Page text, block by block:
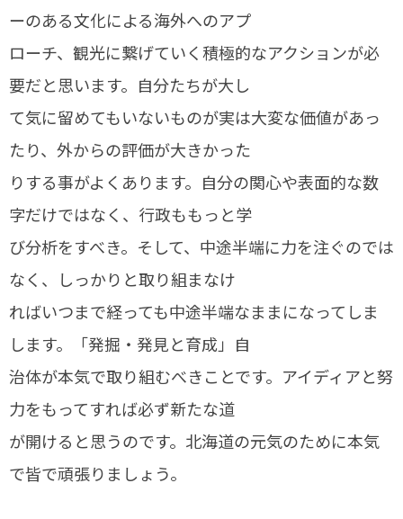
ーのある文化による海外へのアプ
ローチ、観光に繋げていく積極的なアクションが必
要だと思います。自分たちが大し
て気に留めてもいないものが実は大変な価値があっ
たり、外からの評価が大きかった
りする事がよくあります。自分の関心や表面的な数
字だけではなく、行政ももっと学
び分析をすべき。そして、中途半端に力を注ぐのでは
なく、しっかりと取り組まなけ
ればいつまで経っても中途半端なままになってしま
します。「発掘・発見と育成」自
治体が本気で取り組むべきことです。アイディアと努
力をもってすれば必ず新たな道
が開けると思うのです。北海道の元気のために本気
で皆で頑張りましょう。